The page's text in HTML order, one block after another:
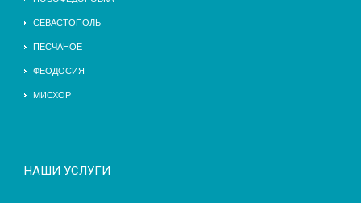
СЕВАСТОПОЛЬ
ПЕСЧАНОЕ
ФЕОДОСИЯ
МИСХОР
НАШИ УСЛУГИ